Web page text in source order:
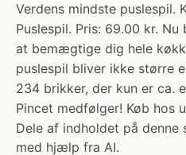
Verdens mindste puslespil.
Puslespil. Pris: 69.00 kr.
at bemægtige dig hele
puslespil bliver ikke større
234 brikker, der kun er ca.
Pincet medfølger! Køb hos
Dele af indholdet på
med hjælp fra AI.